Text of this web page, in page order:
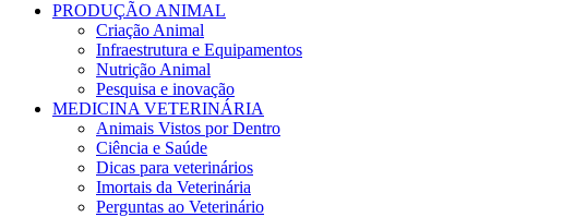
PRODUÇÃO ANIMAL
Criação Animal
Infraestrutura e Equipamentos
Nutrição Animal
Pesquisa e inovação
MEDICINA VETERINÁRIA
Animais Vistos por Dentro
Ciência e Saúde
Dicas para veterinários
Imortais da Veterinária
Perguntas ao Veterinário